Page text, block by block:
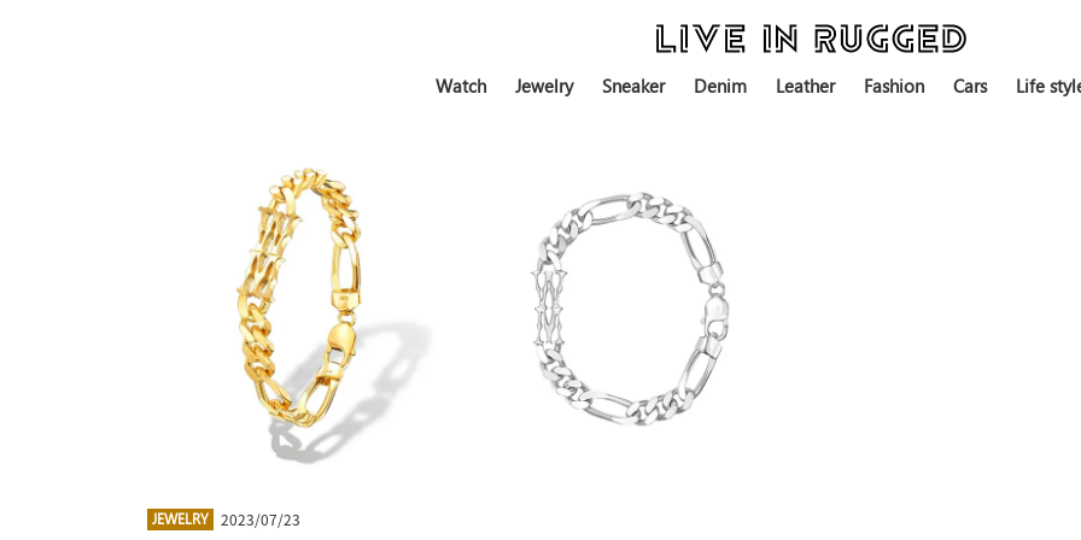
Watch Jewelry Sneaker Denim Leather Fashion Cars Life
JEWELRY 2023/07/23